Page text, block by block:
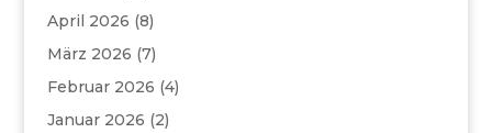
April 2026 (8)
März 2026 (7)
Februar 2026 (4)
Januar 2026 (2)